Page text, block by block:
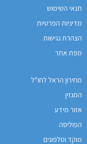
תנאי השימוש
מדיניות הפרטיות
הצהרת נגישות
מפת אתר
מחירון הראל לחו"ל
המגזין
אזור מידע
הפוליסה
מוקד וטלפונים